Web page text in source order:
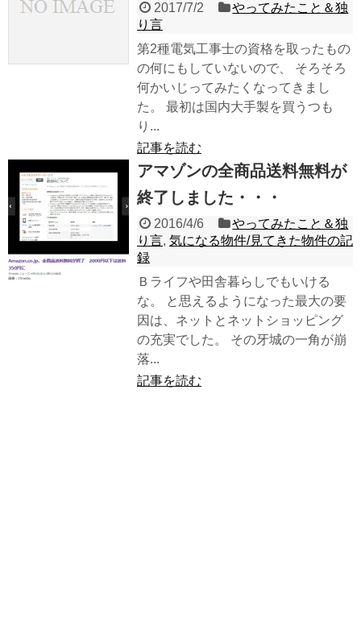
2017/7/2
やってみたこと＆独
り言
第2種電気工事士の資格を取ったもの
の何にもしていないので、 そろそろ
何かいじってみたくなってきまし
た。 最初は国内大手製を買うつも
り...
記事を読む
アマゾンの全商品送料無料が
終了しました・・・
2016/4/6
やってみたこと＆独
り言, 気になる物件/見てきた物件の記
録
Ｂライフや田舎暮らしでもいける
な。 と思えるようになった最大の要
因は、ネットとネットショッピング
の充実でした。 その牙城の一角が崩
落...
記事を読む